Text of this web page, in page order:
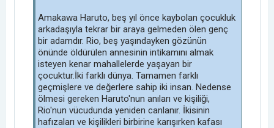
Amakawa Haruto, beş yıl önce kaybolan çocukluk
arkadaşıyla tekrar bir araya gelmeden ölen genç
bir adamdır. Rio, beş yaşındayken gözünün
önünde öldürülen annesinin intikamını almak
isteyen kenar mahallelerde yaşayan bir
çocuktur.İki farklı dünya. Tamamen farklı
geçmişlere ve değerlere sahip iki insan. Nedense
ölmesi gereken Haruto'nun anıları ve kişiliği,
Rio'nun vücudunda yeniden canlanır. İkisinin
hafızaları ve kişilikleri birbirine karışırken kafası